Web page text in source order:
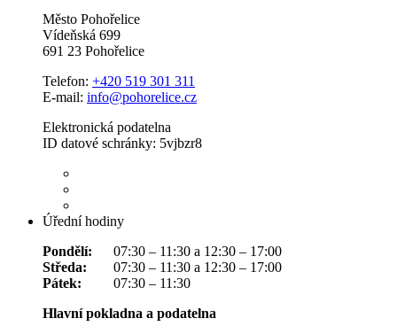
Město Pohořelice
Vídeňská 699
691 23 Pohořelice
Telefon: +420 519 301 311
E-mail: info@pohorelice.cz
Elektronická podatelna
ID datové schránky: 5vjbzr8
Úřední hodiny
Pondělí:
07:30 – 11:30 a 12:30 – 17:00
Středa:
07:30 – 11:30 a 12:30 – 17:00
Pátek:
07:30 – 11:30
Hlavní pokladna a podatelna